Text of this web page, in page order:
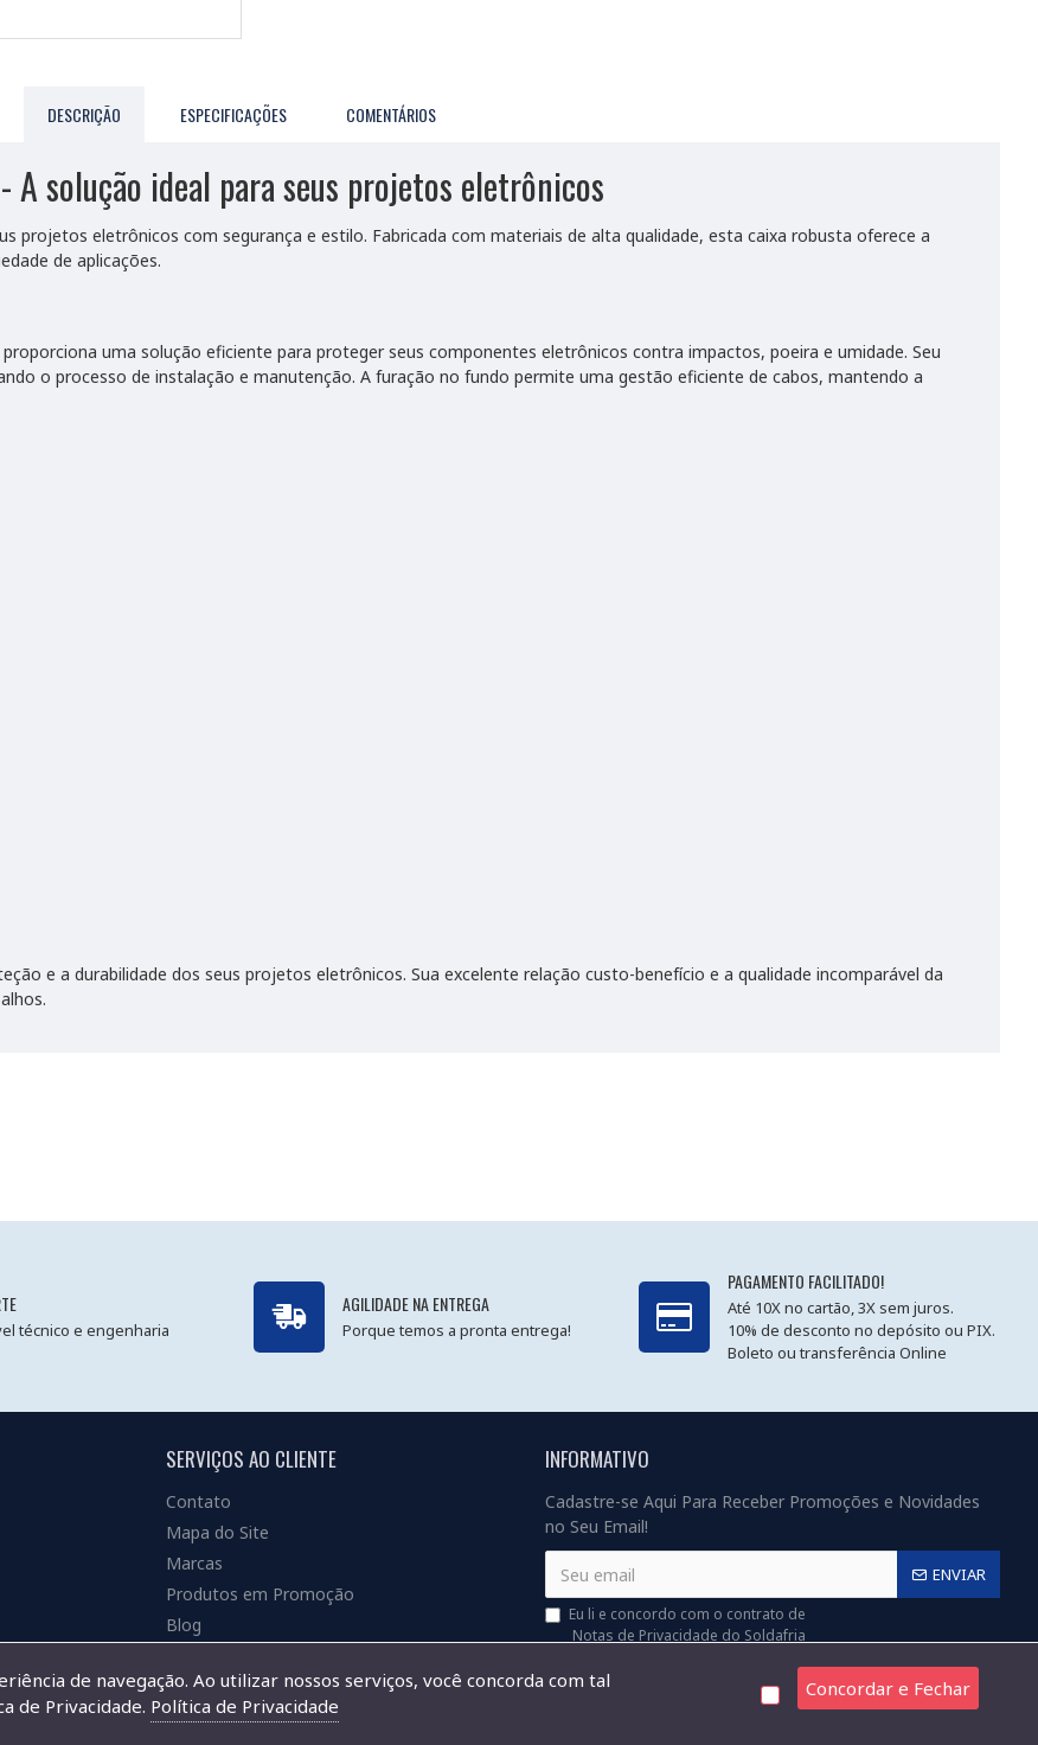
DESCRIÇÃO ESPECIFICAÇÕES COMENTÁRIOS
solução ideal para seus projetos eletrônicos
projetos eletrônicos com segurança e estilo. Fabricada com materiais de alta qualidade, esta caixa robusta oferece a
de aplicações.
uma solução eficiente para proteger seus componentes eletrônicos contra impactos, poeira e umidade. Seu
o processo de instalação e manutenção. A furação no fundo permite uma gestão eficiente de cabos, mantendo a
e a durabilidade dos seus projetos eletrônicos. Sua excelente relação custo-benefício e a qualidade incomparável da
técnico e engenharia
AGILIDADE NA ENTREGA
Porque temos a pronta entrega!
PAGAMENTO FACILITADO!
Até 10X no cartão, 3X sem juros.
10% de desconto no depósito ou PIX.
Boleto ou transferência Online
SERVIÇOS AO CLIENTE
Contato
Mapa do Site
Marcas
Produtos em Promoção
Blog
INFORMATIVO
Cadastre-se Aqui Para Receber Promoções e Novidades
no Seu Email!
ENVIAR
Eu li e concordo com o contrato de
Notas de Privacidade do Soldafria
de navegação. Ao utilizar nossos serviços, você concorda com tal
de Privacidade. Política de Privacidade
Concordar e Fechar